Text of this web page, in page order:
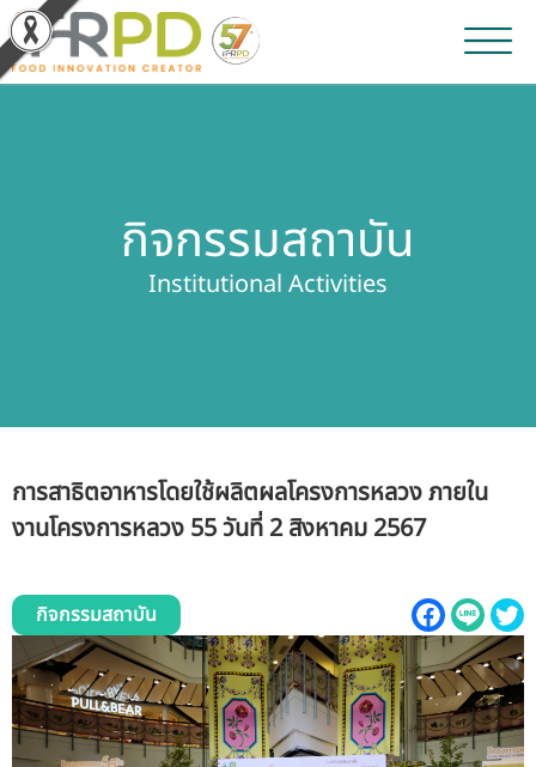
ผลิตภัณฑ์และจำหน่าย
เกี่ยวกับสถาบัน
บุคลากรสถาบัน
ระบบสารสนเทศ (ใน)
ติดต่อเรา
สายตรงผู้บริหาร
กิจกรรมสถาบัน
Institutional Activities
การสาธิตอาหารโดยใช้ผลิตผลโครงการหลวง ภายใน
งานโครงการหลวง 55 วันที่ 2 สิงหาคม 2567
กิจกรรมสถาบัน